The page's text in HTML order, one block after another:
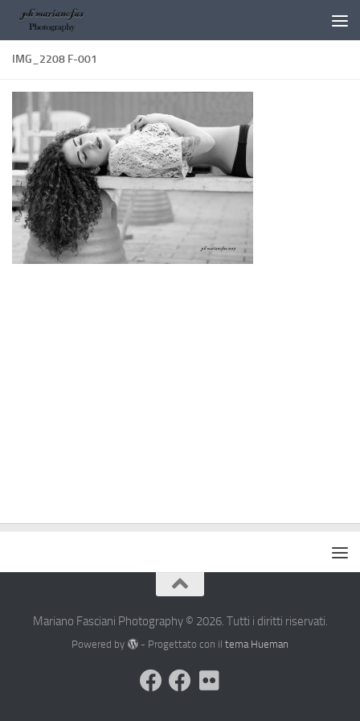
Salta al contenuto
IMG_2208 F-001
Mariano Fasciani Photography © 2026. Tutti i diritti riservati.
Powered by - Progettato con il tema Hueman